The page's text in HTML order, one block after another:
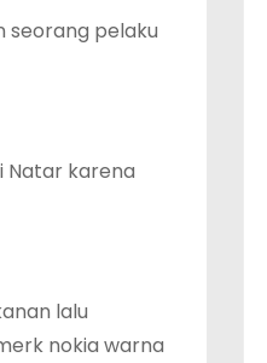
seorang pelaku
Natar karena
lalu
nokia warna